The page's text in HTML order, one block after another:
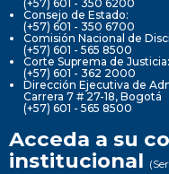
(+57) 601 - 350 6200
Consejo de Estado:
(+57) 601 - 350 6700
Comisión Nacional de
(+57) 601 - 565 8500
Corte Suprema de Justicia:
(+57) 601 - 362 2000
Dirección Ejecutiva de
Carrera 7 # 27-18, Bogotá
(+57) 601 - 565 8500
Acceda a su
institucional